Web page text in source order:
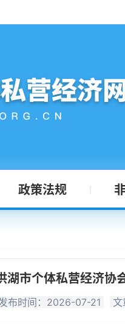
政策法规
湖市个体私营经济协
布时间：2026-07-21 文